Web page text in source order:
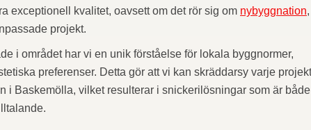
exceptionell kvalitet, oavsett om det rör sig om nybyggnation,
projekt.
i området har vi en unik förståelse för lokala byggnormer,
preferenser. Detta gör att vi kan skräddarsy varje projekt
i Baskemölla, vilket resulterar i snickerilösningar som är både